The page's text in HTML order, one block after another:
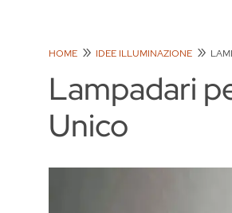
HOME IDEE ILLUMINAZIONE
Lampadari
Unico